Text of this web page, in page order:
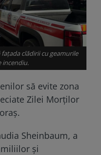
clădirii cu geamurile
incendiu.
să evite zona
Zilei Morților
Sheinbaum, a
și